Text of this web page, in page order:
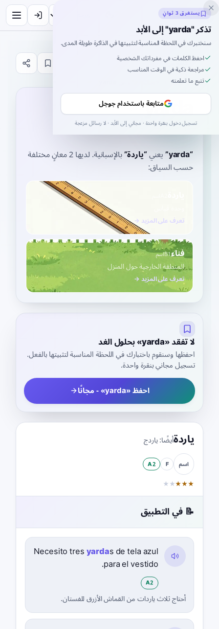
Inklingo
قاموس
الصفحة الرئيسية
yarda
YAR-dah ˈʝaɾða
“
yarda
”يعني“ياردة”بالإسبانية . لديها 2 معانٍ مختلفة
حسب السياق:
تعرف على المزيد →
فناءB1اسم
المنطقة الخارجية حول المنزل
تعرف على المزيد →
لا تفقد «yarda» بحلول الغد
احفظها وسنقوم باختبارك في اللحظة المناسبة لتثبيتها بالفعل.
تسجيل مجاني بنقرة واحدة.
احفظ «yarda» - مجانًا
ياردةأيضًا:ياردج
اسم F
A2
★
★
★
★
★
📝 في التطبيق
Necesito tresyardas de tela azul
para el vestido.
A2
أحتاج ثلاث ياردات من القماش الأزرق للفستان.
يستغرق 3 ثوانٍ
تذكر "yarda" إلى الأبد
سنختبرك في اللحظة المناسبة لتثبيتها في الذاكرة طويلة المدى.
احفظ الكلمات في مفرداتك الشخصية
مراجعة ذكية في الوقت المناسب
تتبع ما تعلمته
متابعة باستخدام جوجل
تسجيل دخول بنقرة واحدة · مجاني إلى الأبد · لا رسائل مزعجة